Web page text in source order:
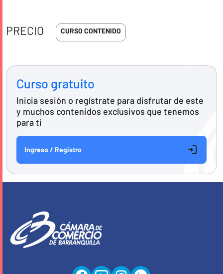
PRECIO CURSO CONTENIDO
Curso gratuito
Inicia sesión o regístrate para disfrutar de este
y muchos contenidos exclusivos que tenemos
para ti
Ingreso / Registro